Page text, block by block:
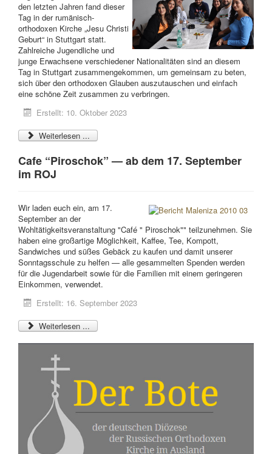
den letzten Jahren fand dieser
Tag in der rumänisch-
orthodoxen Kirche „Jesu Christi
Geburt“ in Stuttgart statt.
Zahlreiche Jugendliche und
junge Erwachsene verschiedener Nationalitäten sind an diesem
Tag in Stuttgart zusammengekommen, um gemeinsam zu beten,
sich über den orthodoxen Glauben auszutauschen und einfach
eine schöne Zeit zusammen zu verbringen.
Erstellt: 10. Oktober 2023
Weiterlesen ...
Cafe “Piroschok” — ab dem 17. September
im ROJ
Wir laden euch ein, am 17.
September an der
Wohltätigkeitsveranstaltung "Café " Piroschok"" teilzunehmen. Sie
haben eine großartige Möglichkeit, Kaffee, Tee, Kompott,
Sandwiches und süßes Gebäck zu kaufen und damit unserer
Sonntagsschule zu helfen — alle gesammelten Spenden werden
für die Jugendarbeit sowie für die Familien mit einem geringeren
Einkommen, verwendet.
Erstellt: 16. September 2023
Weiterlesen ...